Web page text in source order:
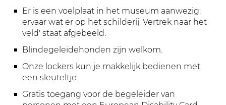
Er is een voelplaat in het museum aanwezig:
ervaar wat er op het schilderij 'Vertrek naar het
veld' staat afgebeeld.
Blindegeleidehonden zijn welkom.
Onze lockers kun je makkelijk bedienen met
een sleuteltje.
Gratis toegang voor de begeleider van